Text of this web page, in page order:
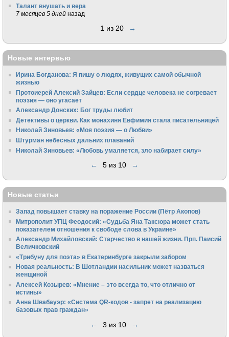
Талант внушать и вера
7 месяцев 5 дней назад
1 из 20 →
Новые интервью
Ирина Богданова: Я пишу о людях, живущих самой обычной
жизнью
Протоиерей Алексий Зайцев: Если сердце человека не согревает
поэзия — оно угасает
Александр Донских: Бог труды любит
Детективы о церкви. Как монахиня Евфимия стала писательницей
Николай Зиновьев: «Моя поэзия — о Любви»
Штурман небесных дальних плаваний
Николай Зиновьев: «Любовь умаляется, зло набирает силу»
← 5 из 10 →
Новые статьи
Запад повышает ставку на поражение России (Пётр Акопов)
Митрополит УПЦ Феодосий: «Судьба Яна Таксюра может стать
показателем отношения к свободе слова в Украине»
Алек­сандр Михайловский: Старчество в нашей жизни. Прп. Паисий
Величковский
«Трибуну для поэта» в Екатеринбурге закрыли забором
Новая реальность: В Шотландии насильник может назваться
женщиной
Алексей Козырев: «Мнение – это всегда то, что отлично от
истины»
Анна Швабауэр: «Система QR-кодов - запрет на реализацию
базовых прав граждан»
← 3 из 10 →